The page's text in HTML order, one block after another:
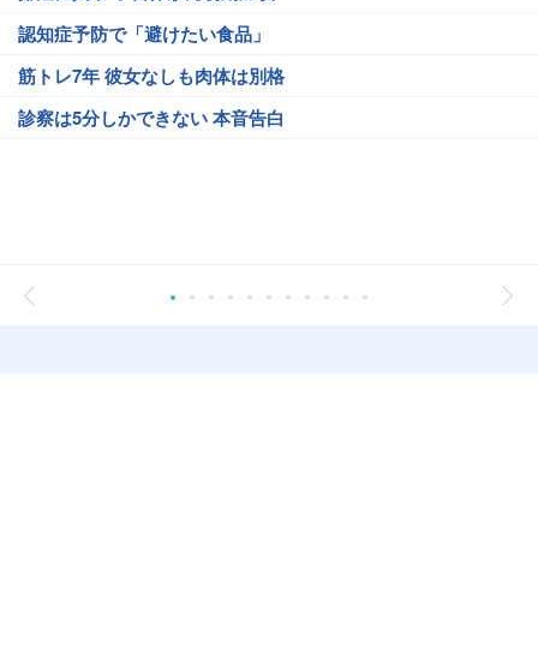
認知症予防で「避けたい食品」
筋トレ7年 彼女なしも肉体は別格
診察は5分しかできない 本音告白